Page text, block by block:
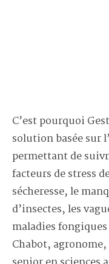
C’est pourquoi
solution basée sur
permettant de
facteurs de stress
sécheresse, le
d’insectes, les
maladies
Chabot,